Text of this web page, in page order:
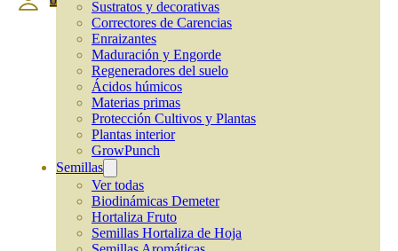
Sustratos y decorativas
Correctores de Carencias
Enraizantes
Maduración y Engorde
Regeneradores del suelo
Ácidos húmicos
Materias primas
Protección Cultivos y Plantas
Plantas interior
GrowPunch
Semillas
Ver todas
Biodinámicas Demeter
Hortaliza Fruto
Semillas Hortaliza de Hoja